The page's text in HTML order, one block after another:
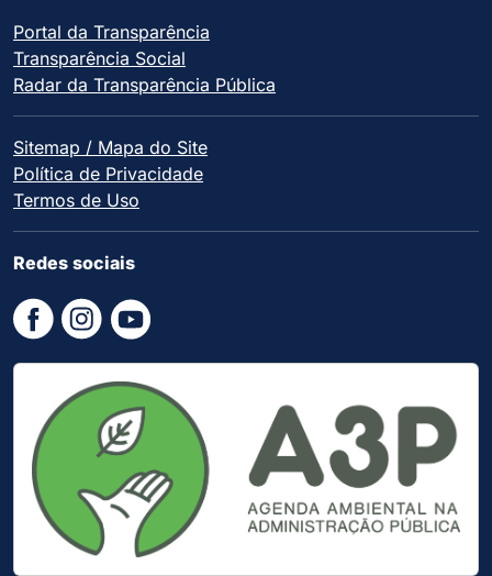
Portal da Transparência
Transparência Social
Radar da Transparência Pública
Sitemap / Mapa do Site
Política de Privacidade
Termos de Uso
Redes sociais